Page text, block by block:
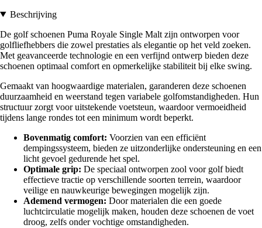
Beschrijving
De golf schoenen Puma Royale Single Malt zijn ontworpen voor
golfliefhebbers die zowel prestaties als elegantie op het veld zoeken.
Met geavanceerde technologie en een verfijnd ontwerp bieden deze
schoenen optimaal comfort en opmerkelijke stabiliteit bij elke swing.
Gemaakt van hoogwaardige materialen, garanderen deze schoenen
duurzaamheid en weerstand tegen variabele golfomstandigheden. Hun
structuur zorgt voor uitstekende voetsteun, waardoor vermoeidheid
tijdens lange rondes tot een minimum wordt beperkt.
Bovenmatig comfort: Voorzien van een efficiënt
dempingssysteem, bieden ze uitzonderlijke ondersteuning en een
licht gevoel gedurende het spel.
Optimale grip: De speciaal ontworpen zool voor golf biedt
effectieve tractie op verschillende soorten terrein, waardoor
veilige en nauwkeurige bewegingen mogelijk zijn.
Ademend vermogen: Door materialen die een goede
luchtcirculatie mogelijk maken, houden deze schoenen de voet
droog, zelfs onder vochtige omstandigheden.